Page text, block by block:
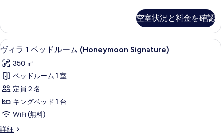
を
表
示
す
る
の
写
真
を
表
示
す
る
Honeymoon
Package
の
詳
細
空室状況と料金を確認
ヴ
ィ
ラ
ベ
ッ
ド
ル
ヴィラ 1 ベッドルーム (Honeymoon
17
ヴィラ 1 ベッドルーム (Honeymoon Signature)
350 ㎡
ベッドルーム 1 室
定員 2 名
キングベッド 1 台
WiFi (無料)
詳細
ヴ